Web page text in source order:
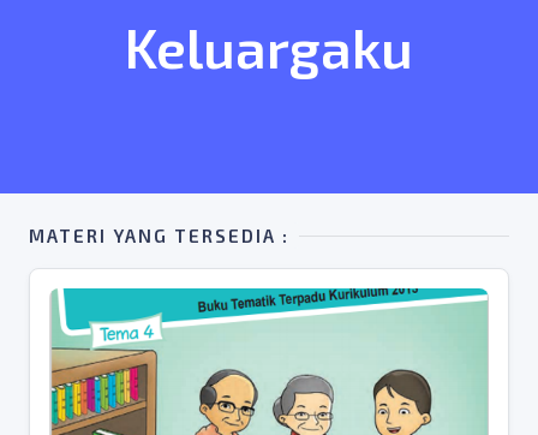
Keluargaku
MATERI YANG TERSEDIA :